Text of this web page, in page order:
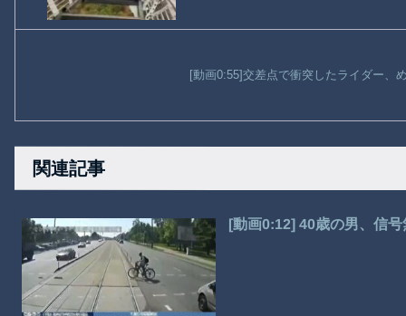
[動画0:55]交差点で衝突したライダー、
関連記事
[動画0:12] 40歳の男、信